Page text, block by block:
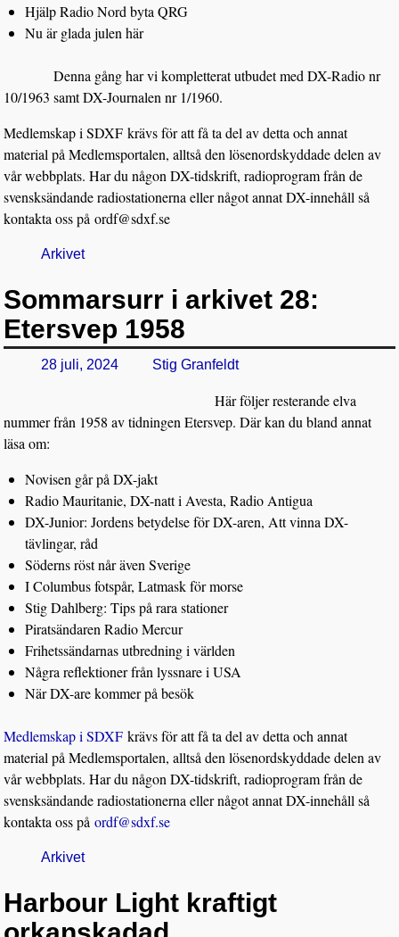
Hjälp Radio Nord byta QRG
Nu är glada julen här
Denna gång har vi kompletterat utbudet med DX-Radio nr
10/1963 samt DX-Journalen nr 1/1960.
Medlemskap i SDXF krävs för att få ta del av detta och annat
material på Medlemsportalen, alltså den lösenordskyddade delen av
vår webbplats. Har du någon DX-tidskrift, radioprogram från de
svensksändande radiostationerna eller något annat DX-innehåll så
kontakta oss påordf@sdxf.se
Arkivet
Sommarsurr i arkivet 28:
Etersvep 1958
28 juli, 2024 Stig Granfeldt
Här följer resterande elva
nummer från 1958 av tidningen Etersvep. Där kan du bland annat
läsa om:
Novisen går på DX-jakt
Radio Mauritanie, DX-natt i Avesta, Radio Antigua
DX-Junior: Jordens betydelse för DX-aren, Att vinna DX-
tävlingar, råd
Söderns röst når även Sverige
I Columbus fotspår, Latmask för morse
Stig Dahlberg: Tips på rara stationer
Piratsändaren Radio Mercur
Frihetssändarnas utbredning i världen
Några reflektioner från lyssnare i USA
När DX-are kommer på besök
Medlemskap i SDXF krävs för att få ta del av detta och annat
material på Medlemsportalen, alltså den lösenordskyddade delen av
vår webbplats. Har du någon DX-tidskrift, radioprogram från de
svensksändande radiostationerna eller något annat DX-innehåll så
kontakta oss påordf@sdxf.se
Arkivet
Harbour Light kraftigt